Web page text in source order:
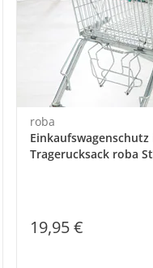
roba
Einkaufswagenschutz
Tragerucksack roba
19,95 €